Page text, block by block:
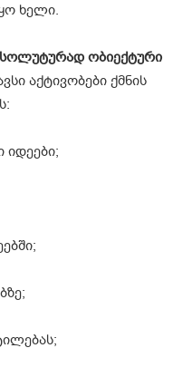
ხელი.
ობიექტური
აქტივობები ქმნის